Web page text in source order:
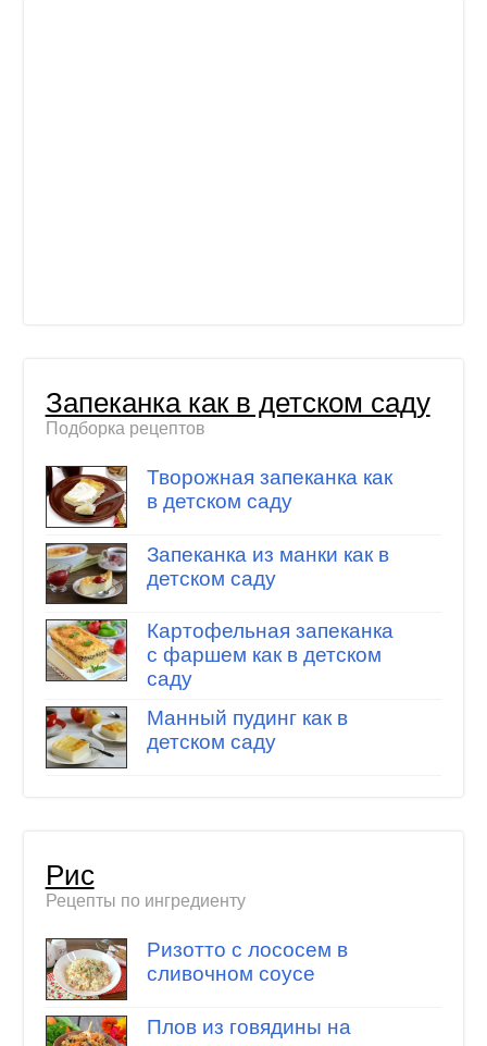
Запеканка как в детском саду
Подборка рецептов
Творожная запеканка как
в детском саду
Запеканка из манки как в
детском саду
Картофельная запеканка
с фаршем как в детском
саду
Манный пудинг как в
детском саду
Рис
Рецепты по ингредиенту
Ризотто с лососем в
сливочном соусе
Плов из говядины на